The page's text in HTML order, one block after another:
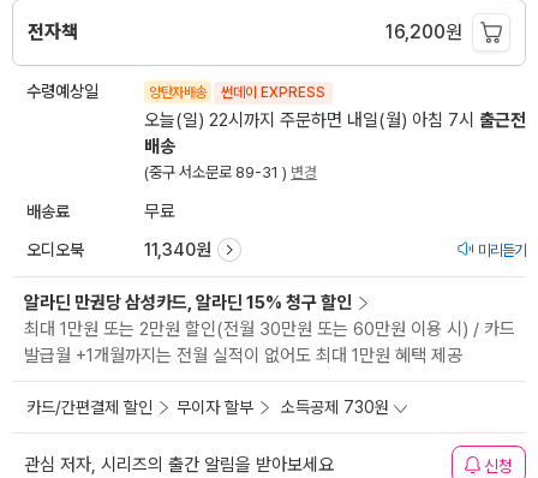
전자책 16,200원
수령예상일 양탄자배송 썬데이 EXPRESS
오늘(일) 22시까지 주문하면 내일(월) 아침 7시 출근전
배송
(중구 서소문로 89-31 ) 변경
배송료 무료
오디오북 11,340원 미리듣기
알라딘 만권당 삼성카드, 알라딘 15% 청구 할인
최대 1만원 또는 2만원 할인(전월 30만원 또는 60만원 이용 시) / 카드
발급월 +1개월까지는 전월 실적이 없어도 최대 1만원 혜택 제공
카드/간편결제 할인 무이자 할부 소득공제 730원
관심 저자, 시리즈의 출간 알림을 받아보세요 신청